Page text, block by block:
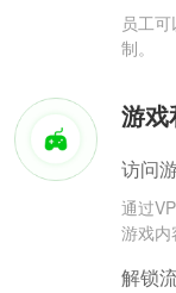
员工
制。
游戏
访问
通过
游戏内
解锁